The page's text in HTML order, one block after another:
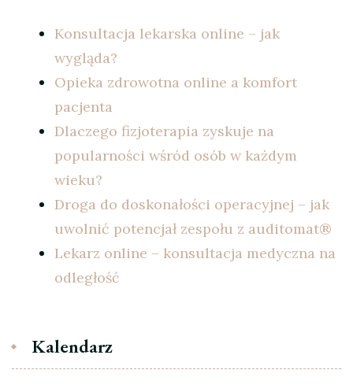
Konsultacja lekarska online – jak
wygląda?
Opieka zdrowotna online a komfort
pacjenta
Dlaczego fizjoterapia zyskuje na
popularności wśród osób w każdym
wieku?
Droga do doskonałości operacyjnej – jak
uwolnić potencjał zespołu z auditomat®
Lekarz online – konsultacja medyczna na
odległość
Kalendarz